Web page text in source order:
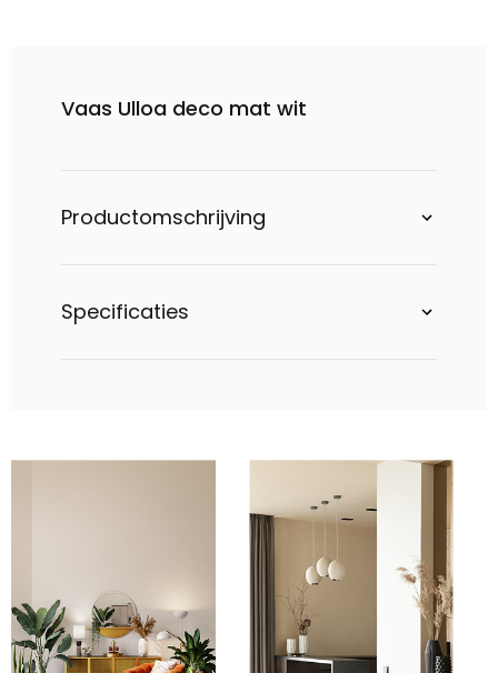
Vaas Ulloa deco mat wit
Productomschrijving
Specificaties